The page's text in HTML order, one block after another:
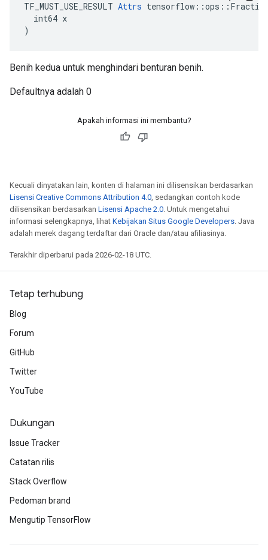
TF_MUST_USE_RESULT Attrs
  int64 x
)
Benih kedua untuk menghindari benturan benih.
Defaultnya adalah 0
Apakah informasi ini membantu?
Kecuali dinyatakan lain, konten di halaman ini dilisensikan berdasarkan
Lisensi Creative Commons Attribution 4.0, sedangkan contoh kode
dilisensikan berdasarkan Lisensi Apache 2.0. Untuk mengetahui
informasi selengkapnya, lihat Kebijakan Situs Google Developers. Java
adalah merek dagang terdaftar dari Oracle dan/atau afiliasinya.
Terakhir diperbarui pada 2026-02-18 UTC.
Tetap terhubung
Blog
Forum
GitHub
Twitter
YouTube
Dukungan
Issue Tracker
Catatan rilis
Stack Overflow
Pedoman brand
Mengutip TensorFlow